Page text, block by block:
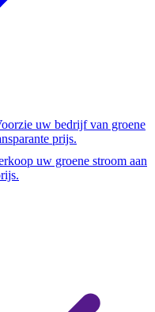
uw bedrijf van groene
prijs.
uw groene stroom aan